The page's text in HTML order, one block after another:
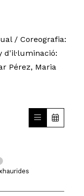
/ Coreografia:
d'il·luminació:
Pérez, Maria